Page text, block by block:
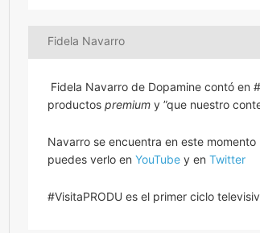
Fidela Navarro
Fidela Navarro de Dopamine contó en
productos premium y ”que nuestro
Navarro se encuentra en este
puedes verlo en YouTube y en Twitter
#VisitaPRODU es el primer ciclo